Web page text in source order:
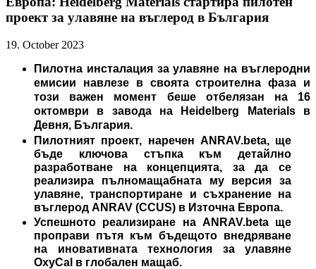
проект за улавяне на въглерод в България
19. October 2023
Пилотна инсталация за улавяне на въглеродни
емисии навлезе в своята строителна фаза и
този важен момент беше отбелязан на 16
октомври в завода на Heidelberg Materials в
Девня, България.
Пилотният проект, наречен ANRAV.beta, ще
бъде ключова стъпка към детайлно
разработване на концепцията, за да се
реализира пълномащабната му версия за
улавяне, транспортиране и съхранение на
въглерод АNRAV (CCUS) в Източна Европа.
Успешното реализиране на ANRAV.beta ще
проправи пътя към бъдещото внедряване
на иновативната технология за улавяне
OxyCal в глобален мащаб.